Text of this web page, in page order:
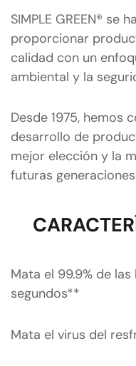
SIMPLE GREEN® se
proporcionar
calidad con un
ambiental y la
Desde 1975, hemos
desarrollo de
mejor elección y la
futuras
Mata el 99.9% de
segundos**
Mata el virus del